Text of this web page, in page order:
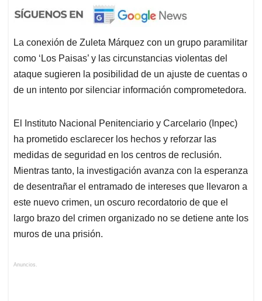
La conexión de Zuleta Márquez con un grupo paramilitar
como ‘Los Paisas’ y las circunstancias violentas del
ataque sugieren la posibilidad de un ajuste de cuentas o
de un intento por silenciar información comprometedora.
El Instituto Nacional Penitenciario y Carcelario (Inpec)
ha prometido esclarecer los hechos y reforzar las
medidas de seguridad en los centros de reclusión.
Mientras tanto, la investigación avanza con la esperanza
de desentrañar el entramado de intereses que llevaron a
este nuevo crimen, un oscuro recordatorio de que el
largo brazo del crimen organizado no se detiene ante los
muros de una prisión.
Anuncios.